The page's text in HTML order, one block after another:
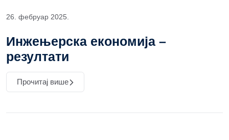
26. фебруар 2025.
Инжењерска економија –
резултати
Прочитај више